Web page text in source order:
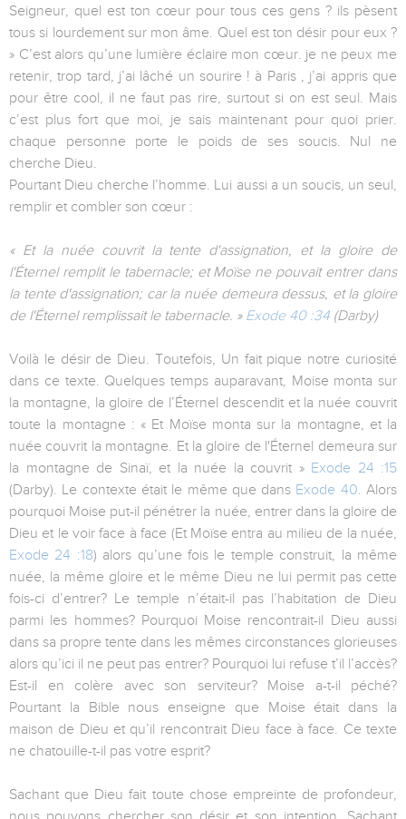
Seigneur, quel est ton cœur pour tous ces gens ? ils pèsent
tous si lourdement sur mon âme. Quel est ton désir pour eux ?
» C’est alors qu’une lumière éclaire mon cœur. je ne peux me
retenir, trop tard, j’ai lâché un sourire ! à Paris , j’ai appris que
pour être cool, il ne faut pas rire, surtout si on est seul. Mais
c’est plus fort que moi, je sais maintenant pour quoi prier.
chaque personne porte le poids de ses soucis. Nul ne
cherche Dieu.
Pourtant Dieu cherche l’homme. Lui aussi a un soucis, un seul,
remplir et combler son cœur :
« Et la nuée couvrit la tente d'assignation, et la gloire de
l'Éternel remplit le tabernacle; et Moïse ne pouvait entrer dans
la tente d'assignation; car la nuée demeura dessus, et la gloire
de l'Éternel remplissait le tabernacle. » Exode 40 :34 (Darby)
Voilà le désir de Dieu. Toutefois, Un fait pique notre curiosité
dans ce texte. Quelques temps auparavant, Moise monta sur
la montagne, la gloire de l’Éternel descendit et la nuée couvrit
toute la montagne : « Et Moïse monta sur la montagne, et la
nuée couvrit la montagne. Et la gloire de l'Éternel demeura sur
la montagne de Sinaï, et la nuée la couvrit » Exode 24 :15
(Darby). Le contexte était le même que dans Exode 40. Alors
pourquoi Moise put-il pénétrer la nuée, entrer dans la gloire de
Dieu et le voir face à face (Et Moïse entra au milieu de la nuée,
Exode 24 :18) alors qu’une fois le temple construit, la même
nuée, la même gloire et le même Dieu ne lui permit pas cette
fois-ci d’entrer? Le temple n’était-il pas l’habitation de Dieu
parmi les hommes? Pourquoi Moise rencontrait-il Dieu aussi
dans sa propre tente dans les mêmes circonstances glorieuses
alors qu’ici il ne peut pas entrer? Pourquoi lui refuse t’il l’accès?
Est-il en colère avec son serviteur? Moise a-t-il péché?
Pourtant la Bible nous enseigne que Moise était dans la
maison de Dieu et qu’il rencontrait Dieu face à face. Ce texte
ne chatouille-t-il pas votre esprit?
Sachant que Dieu fait toute chose empreinte de profondeur,